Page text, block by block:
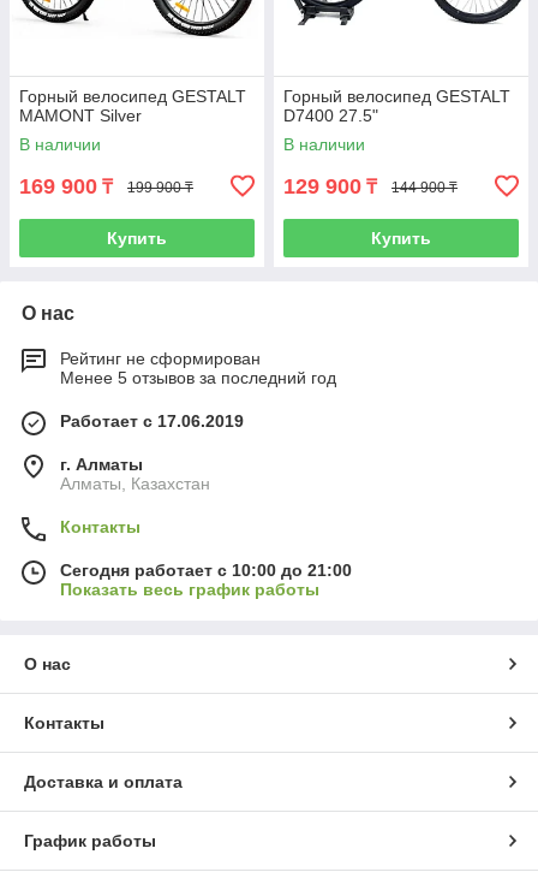
Горный велосипед GESTALT
MAMONT Silver
В наличии
169 900 ₸ 199 900 ₸
Купить
Горный велосипед GESTALT
D7400 27.5"
В наличии
129 900 ₸ 144 900 ₸
Купить
О нас
Рейтинг не сформирован
Менее 5 отзывов за последний год
Работает с 17.06.2019
г. Алматы
Алматы, Казахстан
Контакты
Сегодня работает с 10:00 до 21:00
Показать весь график работы
О нас
Контакты
Доставка и оплата
График работы